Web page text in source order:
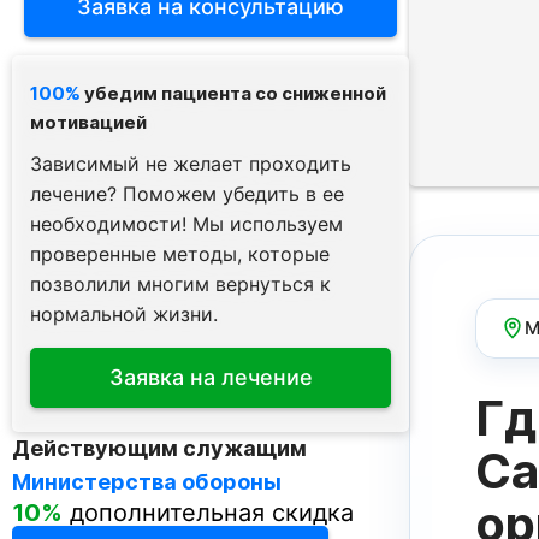
Заявка на консультацию
100% убедим пациента со сниженной
мотивацией
Зависимый не желает проходить
лечение? Поможем убедить в ее
необходимости! Мы используем
проверенные методы, которые
позволили многим вернуться к
нормальной жизни.
Заявка на лечение
Действующим служащим
Министерства обороны
10% дополнительная скидка
Акция –
для
для
ПОЛУЧИТЬ
Спасибо